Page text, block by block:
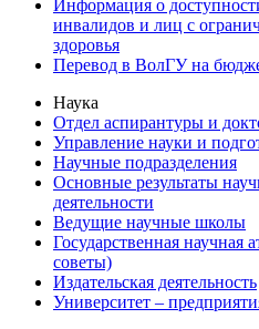
Информация о
инвалидов и лиц с
здоровья
Перевод в ВолГУ на
Наука
Отдел аспирантуры и
Управление науки и
Научные подразделения
Основные результаты
деятельности
Ведущие научные школы
Государственная научная
советы)
Издательская деятельность
Университет –